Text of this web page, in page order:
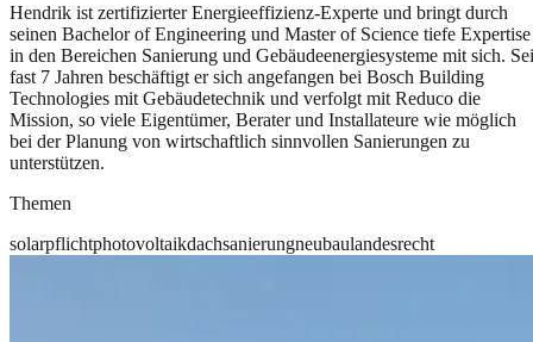
Hendrik ist zertifizierter Energieeffizienz-Experte und bringt durch
seinen Bachelor of Engineering und Master of Science tiefe Expertise
in den Bereichen Sanierung und Gebäudeenergiesysteme mit sich.
fast 7 Jahren beschäftigt er sich angefangen bei Bosch Building
Technologies mit Gebäudetechnik und verfolgt mit Reduco die
Mission, so viele Eigentümer, Berater und Installateure wie möglich
bei der Planung von wirtschaftlich sinnvollen Sanierungen zu
unterstützen.
Themen
solarpflichtphotovoltaikdachsanierungneubaulandesrecht